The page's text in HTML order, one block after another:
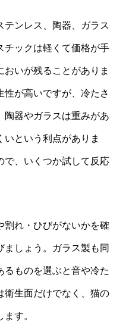
テンレス、陶器、ガラス
チックは軽くて価格が手
いが残ることがありま
が高いですが、冷たさ
陶器やガラスは重みがあ
いという利点がありま
で、いくつか試して反応
割れ・ひびがないかを確
しょう。ガラス製も同
るものを選ぶと音や冷た
衛生面だけでなく、猫の
す。